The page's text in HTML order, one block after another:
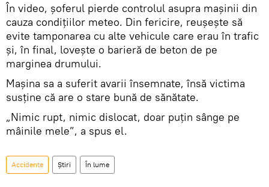
În video, şoferul pierde controlul asupra mașinii din
cauza condiţiilor meteo. Din fericire, reuşeşte să
evite tamponarea cu alte vehicule care erau în trafic
și, în final, lovește o barieră de beton de pe
marginea drumului.
Mașina sa a suferit avarii însemnate, însă victima
susţine că are o stare bună de sănătate.
„Nimic rupt, nimic dislocat, doar puţin sânge pe
mâinile mele”, a spus el.
Accidente Știri În lume